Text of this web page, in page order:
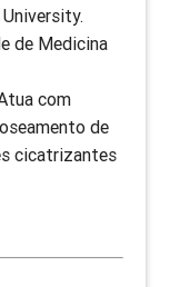
de Medicina
com
de
cicatrizantes